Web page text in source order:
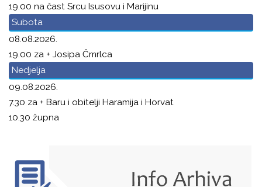
19.00 na čast Srcu Isusovu i Marijinu
Subota
08.08.2026.
19.00 za + Josipa Čmrlca
Nedjelja
09.08.2026.
7.30 za + Baru i obitelji Haramija i Horvat
10.30 župna